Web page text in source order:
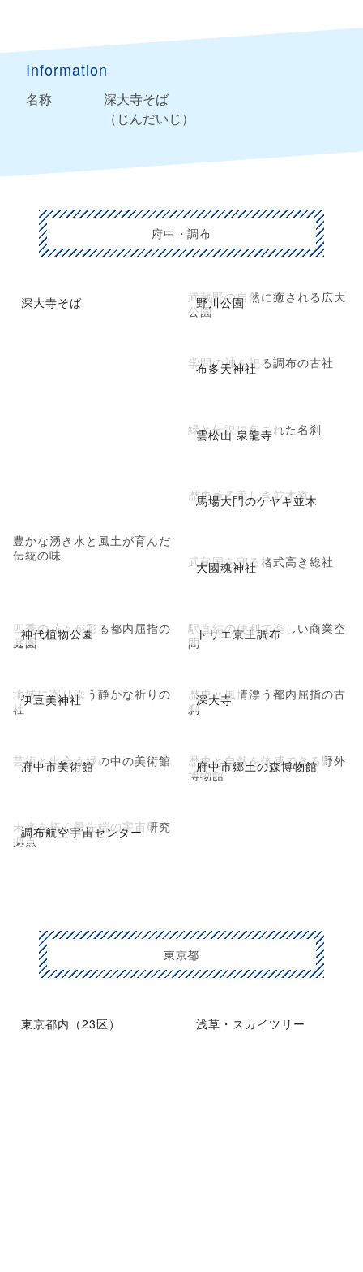
Information
名称
深大寺そば
（じんだいじ）
府中・調布
深大寺そば
豊かな湧き水と風土が育んだ
伝統の味
野川公園
武蔵野の自然に癒される広大
公園
布多天神社
学問の神を祀る調布の古社
雲松山 泉龍寺
緑と伝説に包まれた名刹
馬場大門のケヤキ並木
歴史薫る美しき並木道
大國魂神社
武蔵国を守る格式高き総社
神代植物公園
四季の花々が彩る都内屈指の
庭園
トリエ京王調布
駅直結の便利で楽しい商業空
間
伊豆美神社
地域に寄り添う静かな祈りの
社
深大寺
歴史と風情漂う都内屈指の古
刹
府中市美術館
芸術と出会う緑の中の美術館 府中市郷土の森博物館
歴史と自然を体感できる野外
博物館
調布航空宇宙センター
未来を拓く最先端の宇宙研究
拠点
東京都
東京都内（23区） 浅草・スカイツリー